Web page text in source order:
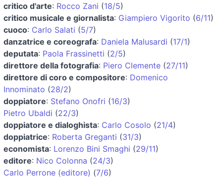
critico d'arte: Rocco Zani (18/5)
critico musicale e giornalista: Giampiero Vigorito (6/11)
cuoco: Carlo Salati (5/7)
danzatrice e coreografa: Daniela Malusardi (17/1)
deputata: Paola Frassinetti (2/5)
direttore della fotografia: Piero Clemente (27/11)
direttore di coro e compositore: Domenico
Innominato (28/2)
doppiatore: Stefano Onofri (16/3)
Pietro Ubaldi (22/3)
doppiatore e dialoghista: Carlo Cosolo (21/4)
doppiatrice: Roberta Greganti (31/3)
economista: Lorenzo Bini Smaghi (29/11)
editore: Nico Colonna (24/3)
Carlo Perrone (editore) (7/6)